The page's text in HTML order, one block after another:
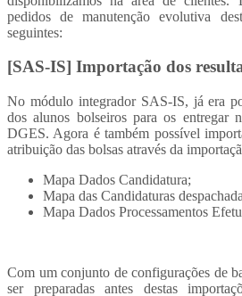
pedidos de manutenção evolutiva
seguintes:
[SAS-IS] Importação dos
No módulo integrador SAS-IS, já era
dos alunos bolseiros para os entregar
DGES. Agora é também possível
atribuição das bolsas através da
Mapa Dados Candidatura;
Mapa das Candidaturas
Mapa Dados Processamentos
Com um conjunto de configurações de
ser preparadas antes destas